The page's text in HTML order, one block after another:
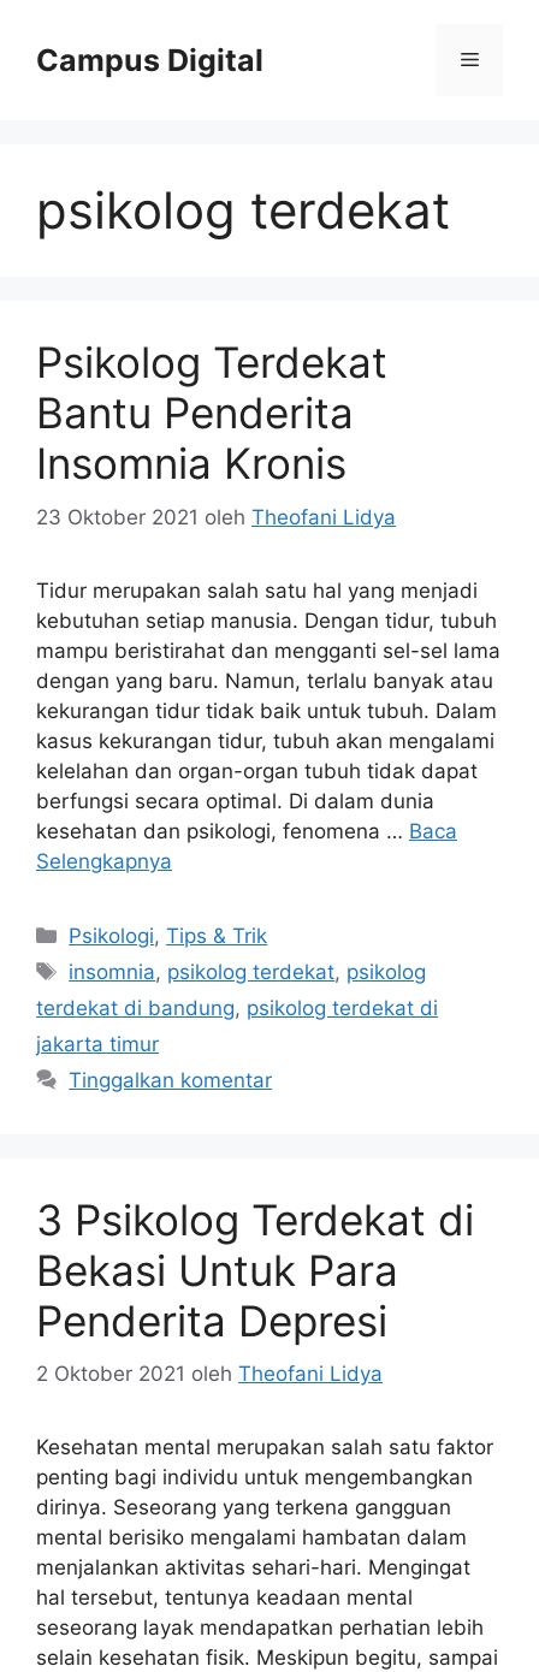
Campus Digital Menu
psikolog terdekat
Psikolog Terdekat
Bantu Penderita
Insomnia Kronis
23 Oktober 2021 oleh Theofani Lidya
Tidur merupakan salah satu hal yang menjadi
kebutuhan setiap manusia. Dengan tidur, tubuh
mampu beristirahat dan mengganti sel-sel lama
dengan yang baru. Namun, terlalu banyak atau
kekurangan tidur tidak baik untuk tubuh. Dalam
kasus kekurangan tidur, tubuh akan mengalami
kelelahan dan organ-organ tubuh tidak dapat
berfungsi secara optimal. Di dalam dunia
kesehatan dan psikologi, fenomena … Baca
Selengkapnya
Kategori
Psikologi,Tips & Trik
Tag
insomnia, psikolog terdekat, psikolog
terdekat di bandung, psikolog terdekat di
jakarta timur
Tinggalkan komentar
3 Psikolog Terdekat di
Bekasi Untuk Para
Penderita Depresi
2 Oktober 2021 oleh Theofani Lidya
Kesehatan mental merupakan salah satu faktor
penting bagi individu untuk mengembangkan
dirinya. Seseorang yang terkena gangguan
mental berisiko mengalami hambatan dalam
menjalankan aktivitas sehari-hari. Mengingat
hal tersebut, tentunya keadaan mental
seseorang layak mendapatkan perhatian lebih
selain kesehatan fisik. Meskipun begitu, sampai